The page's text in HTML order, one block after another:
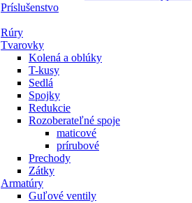
Príslušenstvo
Rúry
Tvarovky
Kolená a oblúky
T-kusy
Sedlá
Spojky
Redukcie
Rozoberateľné spoje
maticové
prírubové
Prechody
Zátky
Armatúry
Guľové ventily